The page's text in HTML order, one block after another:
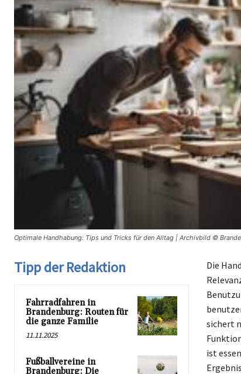
Optimale Handhabung: Tips und Tricks für den Alltag | Archivbild ©
Tipp der Redaktion
Fahrradfahren in
Brandenburg: Routen für
die ganze Familie
11.11.2025
Fußballvereine in
Brandenburg: Die
Die
sichert
ist